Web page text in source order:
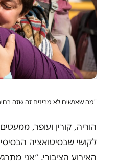
"מה שאנשים לא מבינים זה שזה
הוריה, קורין ועופר,
לקושי שבסיטואציה
האירוע הציבורי. ״אני